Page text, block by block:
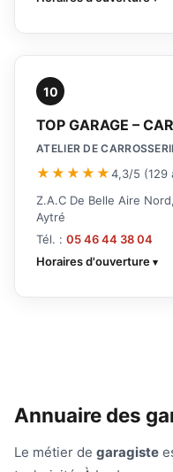
10
TOP GARAGE –
ATELIER DE
★★★★★4,3/5 (129
Z.A.C De Belle Aire
Aytré
Tél. : 05 46 44 38 04
Horaires d'ouverture
Annuaire des
Le métier de garagiste